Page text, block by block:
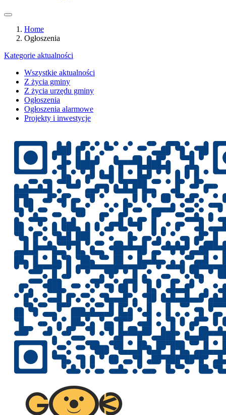
Home
Ogłoszenia
Kategorie aktualności
Wszystkie aktualności
Z życia gminy
Z życia urzędu gminy
Ogłoszenia
Ogłoszenia alarmowe
Projekty i inwestycje